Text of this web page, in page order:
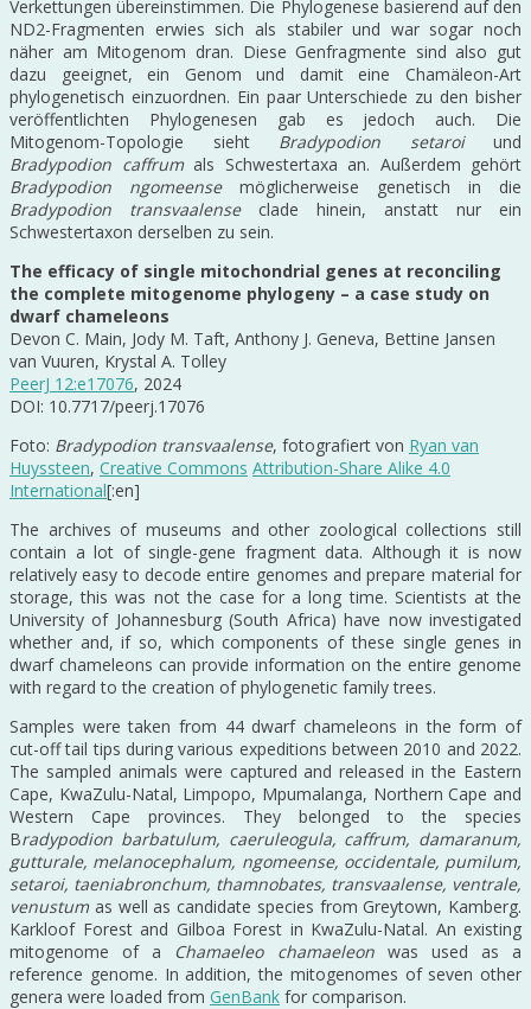
Verkettungen übereinstimmen. Die Phylogenese basierend auf den
ND2-Fragmenten erwies sich als stabiler und war sogar noch
näher am Mitogenom dran. Diese Genfragmente sind also gut
dazu geeignet, ein Genom und damit eine Chamäleon-Art
phylogenetisch einzuordnen. Ein paar Unterschiede zu den bisher
veröffentlichten Phylogenesen gab es jedoch auch. Die
Mitogenom-Topologie sieht Bradypodion setaroiund
Bradypodion caffrumals Schwestertaxa an. Außerdem gehört
Bradypodion ngomeense möglicherweise genetisch in die
Bradypodion transvaalenseclade hinein, anstatt nur ein
Schwestertaxon derselben zu sein.
The efficacy of single mitochondrial genes at reconciling
the complete mitogenome phylogeny – a case study on
dwarf chameleons
Devon C. Main, Jody M. Taft, Anthony J. Geneva, Bettine Jansen
van Vuuren, Krystal A. Tolley
PeerJ 12:e17076, 2024
DOI: 10.7717/peerj.17076
Foto: Bradypodion transvaalense, fotografiert von Ryan van
Huyssteen, Creative Commons Attribution-Share Alike 4.0
International[:en]
The archives of museums and other zoological collections still
contain a lot of single-gene fragment data. Although it is now
relatively easy to decode entire genomes and prepare material for
storage, this was not the case for a long time. Scientists at the
University of Johannesburg (South Africa) have now investigated
whether and, if so, which components of these single genes in
dwarf chameleons can provide information on the entire genome
with regard to the creation of phylogenetic family trees.
Samples were taken from 44 dwarf chameleons in the form of
cut-off tail tips during various expeditions between 2010 and 2022.
The sampled animals were captured and released in the Eastern
Cape, KwaZulu-Natal, Limpopo, Mpumalanga, Northern Cape and
Western Cape provinces. They belonged to the species
Bradypodion barbatulum, caeruleogula, caffrum, damaranum,
gutturale, melanocephalum, ngomeense, occidentale, pumilum,
setaroi, taeniabronchum, thamnobates, transvaalense, ventrale,
venustumas well as candidate species from Greytown, Kamberg.
Karkloof Forest and Gilboa Forest in KwaZulu-Natal. An existing
mitogenome of a Chamaeleo chamaeleonwas used as a
reference genome. In addition, the mitogenomes of seven other
genera were loaded from GenBank for comparison.